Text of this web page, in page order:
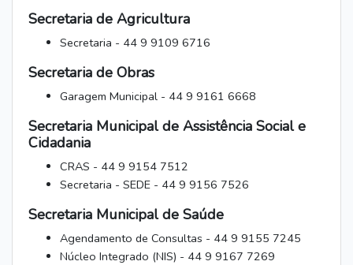
Secretaria de Agricultura
Secretaria - 44 9 9109 6716
Secretaria de Obras
Garagem Municipal - 44 9 9161 6668
Secretaria Municipal de Assistência Social e
Cidadania
CRAS - 44 9 9154 7512
Secretaria - SEDE - 44 9 9156 7526
Secretaria Municipal de Saúde
Agendamento de Consultas - 44 9 9155 7245
Núcleo Integrado (NIS) - 44 9 9167 7269